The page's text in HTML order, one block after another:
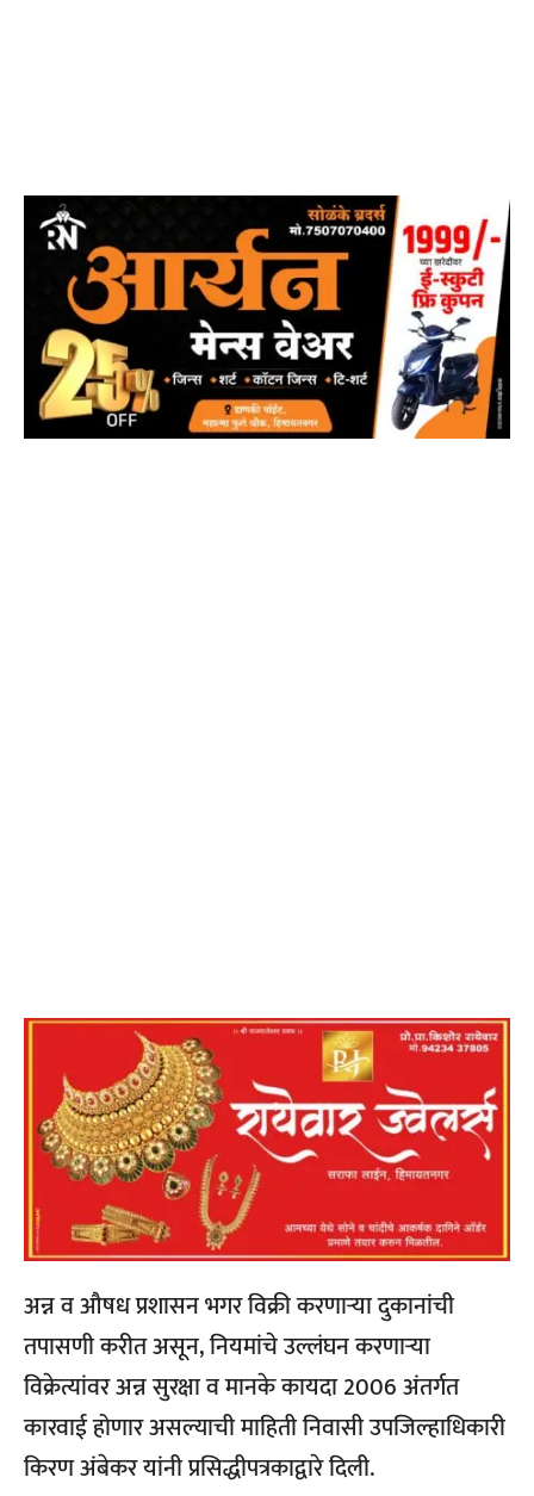
अन्न व औषध प्रशासन भगर विक्री करणाऱ्या दुकानांची
तपासणी करीत असून, नियमांचे उल्लंघन करणाऱ्या
विक्रेत्यांवर अन्न सुरक्षा व मानके कायदा 2006 अंतर्गत
कारवाई होणार असल्याची माहिती निवासी उपजिल्हाधिकारी
किरण अंबेकर यांनी प्रसिद्धीपत्रकाद्वारे दिली.